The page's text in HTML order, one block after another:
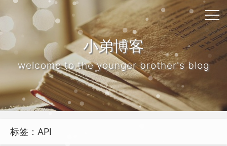
小弟博客
welcome to the younger brother's blog
标签：API